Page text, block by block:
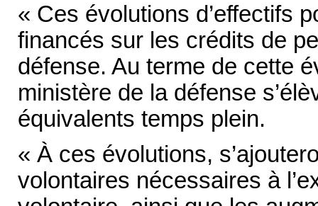
« Ces évolutions d’effectifs
financés sur les crédits de
défense. Au terme de cette
ministère de la défense
équivalents temps plein.
« À ces évolutions,
volontaires nécessaires à